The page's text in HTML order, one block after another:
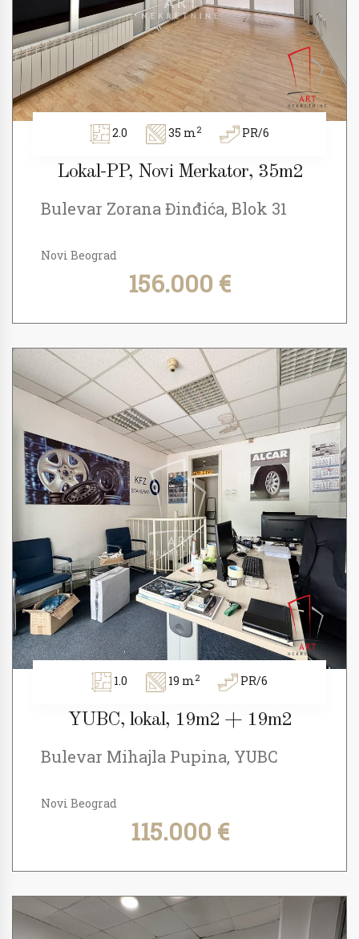
2.0 35 m2 PR/6
Lokal-PP, Novi Merkator, 35m2
Bulevar Zorana Đinđića, Blok 31
Novi Beograd
156.000 €
1.0 19 m2 PR/6
YUBC, lokal, 19m2 + 19m2
Bulevar Mihajla Pupina, YUBC
Novi Beograd
115.000 €